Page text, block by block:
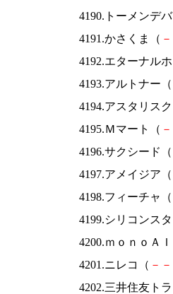
4190.トーメンデ
4191.かさくま（ －
4192.エターナル
4193.アルトナー（
4194.アスタリス
4195.Ｍマート（ －
4196.サクシード（
4197.アメイジア（
4198.フィーチャ（
4199.シリコンス
4200.ｍｏｎｏＡ
4201.ニレコ（ － －
4202.三井住友ト